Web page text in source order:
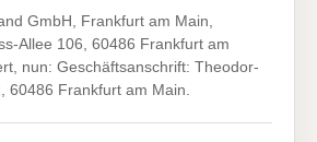
GmbH, Frankfurt am Main,
Allee 106, 60486 Frankfurt am
nun: Geschäftsanschrift: Theodor-
60486 Frankfurt am Main.